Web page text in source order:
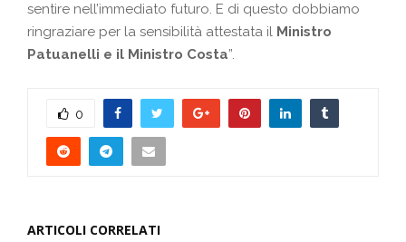
sentire nell’immediato futuro. E di questo dobbiamo
ringraziare per la sensibilità attestata il Ministro
Patuanelli e il Ministro Costa”.
0
ARTICOLI CORRELATI